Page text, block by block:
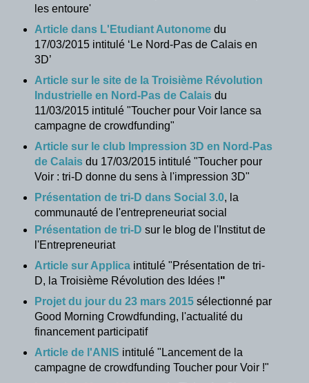
les entoure'
Article dans L'Etudiant Autonome du
17/03/2015 intitulé ‘Le Nord-Pas de Calais en
3D’
Article sur le site de la Troisième Révolution
Industrielle en Nord-Pas de Calais du
11/03/2015 intitulé "Toucher pour Voir lance sa
campagne de crowdfunding"
Article sur le club Impression 3D en Nord-Pas
de Calaisdu 17/03/2015 intitulé "Toucher pour
Voir : tri-D donne du sens à l'impression 3D"
Présentation de tri-D dans Social 3.0, la
communauté de l'entrepreneuriat social
Présentation de tri-D sur le blog de l'Institut de
l'Entrepreneuriat
Article sur Applica intitulé "Présentation de tri-
D, la Troisième Révolution des Idées !"
Projet du jour du 23 mars 2015 sélectionné par
Good Morning Crowdfunding, l'actualité du
financement participatif
Article de l'ANIS intitulé "Lancement de la
campagne de crowdfunding Toucher pour Voir !"